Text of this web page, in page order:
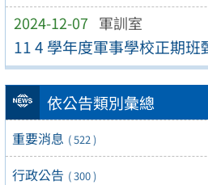
2024-12-07 軍訓室
11 4 學年度軍事學校正期班
依公告類別彙總
重要消息 ( 522 )
行政公告 ( 300 )